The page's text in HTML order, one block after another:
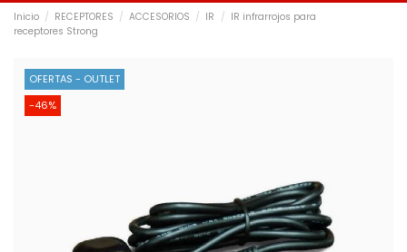
Inicio RECEPTORES ACCESORIOS IR
IR infrarrojos para
receptores Strong
OFERTAS - OUTLET
-46%